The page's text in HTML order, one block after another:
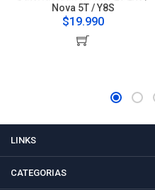
Nova 5T / Y8S
$19.990
LINKS
CATEGORIAS